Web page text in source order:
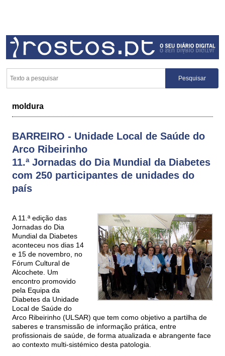
moldura
BARREIRO - Unidade Local de Saúde do
Arco Ribeirinho
11.ª Jornadas do Dia Mundial da Diabetes
com 250 participantes de unidades do
país
A 11.ª edição das
Jornadas do Dia
Mundial da Diabetes
aconteceu nos dias 14
e 15 de novembro, no
Fórum Cultural de
Alcochete. Um
encontro promovido
pela Equipa da
Diabetes da Unidade
Local de Saúde do
Arco Ribeirinho (ULSAR) que tem como objetivo a partilha de
saberes e transmissão de informação prática, entre
profissionais de saúde, de forma atualizada e abrangente face
ao contexto multi-sistémico desta patologia.